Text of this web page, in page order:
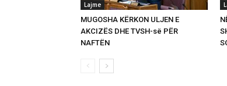
Lajme
MUGOSHA KËRKON ULJEN E
AKCIZËS DHE TVSH-së PËR
NAFTËN